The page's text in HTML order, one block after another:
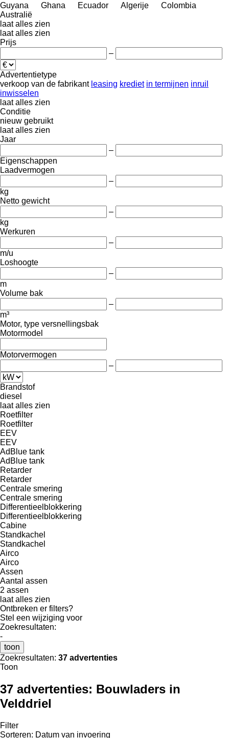
Guyana
Ghana Ecuador Algerije
Colombia
Australië
laat alles zien
laat alles zien
Prijs
–
Advertentietype
verkoop van de fabrikant leasing krediet in termijnen inruil
inwisselen
laat alles zien
Conditie
nieuw gebruikt
laat alles zien
Jaar
–
Eigenschappen
Laadvermogen
–
kg
Netto gewicht
–
kg
Werkuren
–
m/u
Loshoogte
–
m
Volume bak
–
m³
Motor, type versnellingsbak
Motormodel
Motorvermogen
–
Brandstof
diesel
laat alles zien
Roetfilter
Roetfilter
EEV
EEV
AdBlue tank
AdBlue tank
Retarder
Retarder
Centrale smering
Centrale smering
Differentieelblokkering
Differentieelblokkering
Cabine
Standkachel
Standkachel
Airco
Airco
Assen
Aantal assen
2 assen
laat alles zien
Ontbreken er filters?
Stel een wijziging voor
Zoekresultaten:
-
toon
Zoekresultaten: 37 advertenties
Toon
37 advertenties: Bouwladers in
Velddriel
Filter
Sorteren: Datum van invoering